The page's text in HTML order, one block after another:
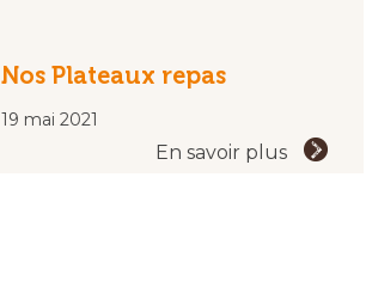
Nos Plateaux repas
19 mai 2021
En savoir plus